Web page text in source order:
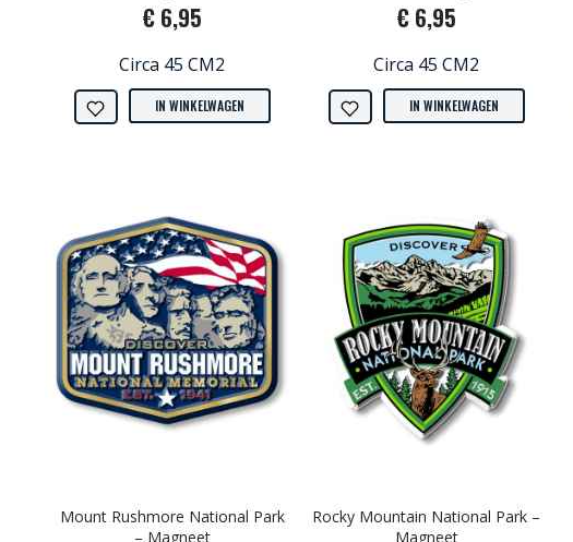
€ 6,95
Circa 45 CM2
IN WINKELWAGEN
€ 6,95
Circa 45 CM2
IN WINKELWAGEN
Mount Rushmore National Park
– Magneet
Rocky Mountain National Park –
Magneet